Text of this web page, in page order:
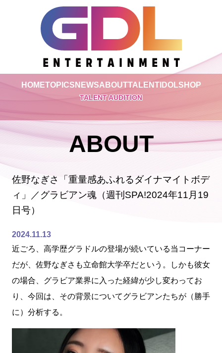
HOMETOPICS NEWSABOUTTALENTIDOLSHOP
TALENT AUDITION
ABOUT
佐野なぎさ「重量感あふれるダイナマイトボデ
ィ」／グラビアン魂（週刊SPA!2024年11月19
日号）
2024.11.13
近ごろ、高学歴グラドルの登場が続いている当コーナー
だが、佐野なぎさも立命館大学卒だという。しかも彼女
の場合、グラビア業界に入った経緯が少し変わってお
り、今回は、その背景についてグラビアンたちが（勝手
に）分析する。